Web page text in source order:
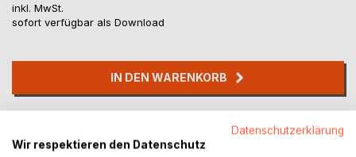
inkl. MwSt.
sofort verfügbar als Download
IN DEN WARENKORB
Titel bewerten
Datenschutzerklärung
Wir respektieren den Datenschutz